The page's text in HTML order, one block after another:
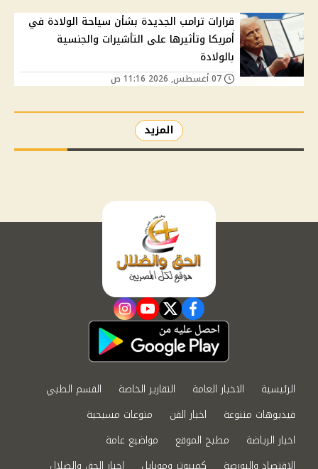
قرارات ترامب الجديدة بشأن سياحة الولادة في
أمريكا وتأثيرها على التأشيرات والجنسية
بالولادة
المزيد
facebook
twitter
youtube
instagram
الرئيسية الاخبار العامة التقارير الخاصة
القسم الطبي
فيديوهات متنوعة
اخبار الفن
منوعات مسيحية
اخبار الرياضة
مطبخ الموقع
مواضيع عامة